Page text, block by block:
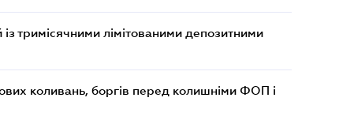
тримісячними лімітованими депозитними
коливань, боргів перед колишніми ФОП і